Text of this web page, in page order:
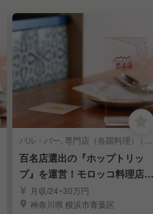
バル・バー, 専門店（各国料理） | 店長・店長候補
百名店選出の『ホップトリッ
プ』を運営！モロッコ料理店の
店長を募集！
月収/24~30万円
神奈川県 横浜市青葉区